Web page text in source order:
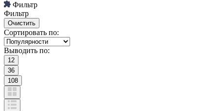
Фильтр
Фильтр
Сортировать по:
Выводить по:
12
36
108